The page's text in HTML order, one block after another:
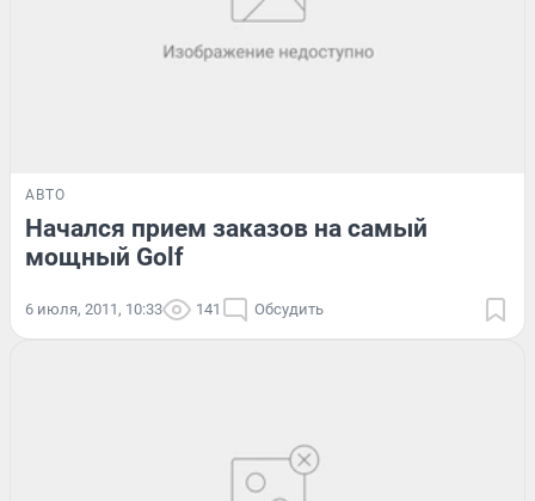
АВТО
Начался прием заказов на самый
мощный Golf
6 июля, 2011, 10:33 141 Обсудить